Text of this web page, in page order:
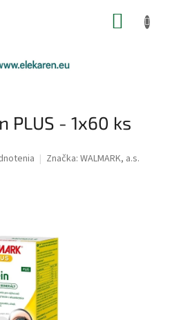
PLUS - 1x60 ks
Značka: WALMARK, a.s.